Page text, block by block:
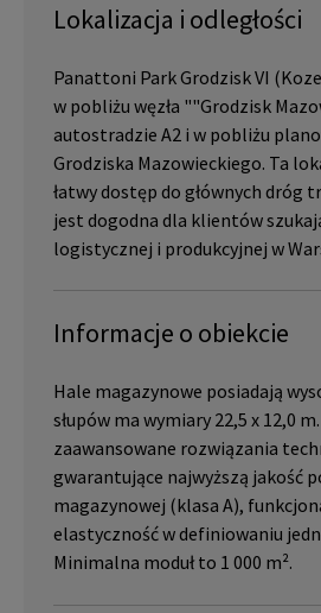
Lokalizacja i odległości
Panattoni Park Grodzisk VI
w pobliżu węzła ""Grodzisk
autostradzie A2 i w pobliżu
Grodziska Mazowieckiego. Ta
łatwy dostęp do głównych dróg
jest dogodna dla klientów
logistycznej i produkcyjnej w
Informacje o obiekcie
Hale magazynowe posiadają
słupów ma wymiary 22,5 x 12,0
zaawansowane rozwiązania
gwarantujące najwyższą jakość
magazynowej (klasa A),
elastyczność w definiowaniu
Minimalna moduł to 1 000 m².